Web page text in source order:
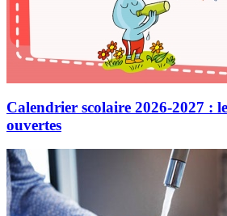
Calendrier scolaire 2026-2027 :
ouvertes